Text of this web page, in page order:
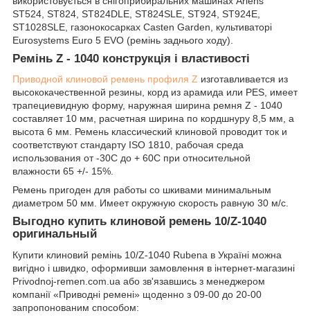
ST524, ST824, ST824DLE, ST824SLE, ST924, ST924E,
ST1028SLE, газонокосарках Casten Garden, культиваторі
Eurosystems Euro 5 EVO (ремінь заднього ходу).
Ремінь Z - 1040 конструкція і властивості
Приводной клиновой ремень профиля Z изготавливается из
высококачественной резины, корд из арамида или PES, имеет
трапециевидную форму, наружная ширина ремня Z - 1040
составляет 10 мм, расчетная ширина по кордшнуру 8,5 мм, а
высота 6 мм. Ремень классический клиновой проводит ток и
соответствуют стандарту ISO 1810, рабочая среда
использования от -30С до + 60С при относительной
влажности 65 +/- 15%.
Ремень пригоден для работы со шкивами минимальным
диаметром 50 мм. Имеет окружную скорость равную 30 м/с.
Выгодно купить клиновой ремень 10/Z-1040
оригинальный
Купити клиновий ремінь 10/Z-1040 Rubena в Україні можна
вигідно і швидко, оформивши замовлення в інтернет-магазині
Рrivodnoj-remen.com.ua або зв'язавшись з менеджером
компанії «Приводні ремені» щоденно з 09-00 до 20-00
запропонованим способом: